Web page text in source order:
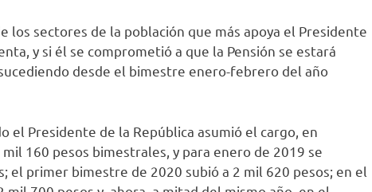
los sectores de la población que más apoya el Presidente
y si él se comprometió a que la Pensión se estará
desde el bimestre enero-febrero del año
el Presidente de la República asumió el cargo, en
160 pesos bimestrales, y para enero de 2019 se
el primer bimestre de 2020 subió a 2 mil 620 pesos; en el